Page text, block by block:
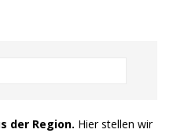
der Region. Hier stellen wir